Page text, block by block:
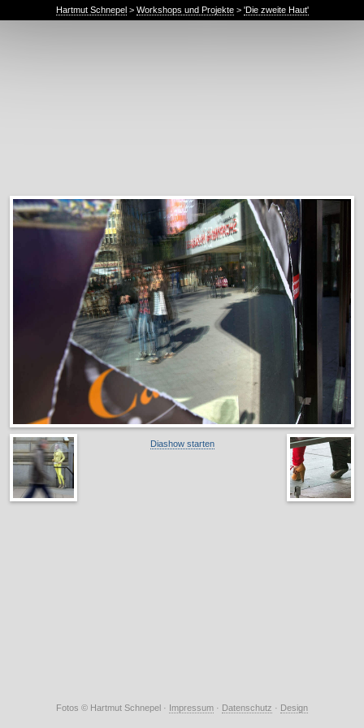
Hartmut Schnepel> Workshops und Projekte> 'Die zweite Haut'
Diashow starten
Fotos © Hartmut Schnepel · Impressum · Datenschutz · Design